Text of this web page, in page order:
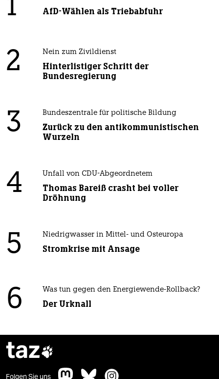
1 AfD-Wählen als Triebabfuhr
2 Nein zum Zivildienst
Hinterlistiger Schritt der
Bundesregierung
3 Bundeszentrale für politische Bildung
Zurück zu den antikommunistischen
Wurzeln
4 Unfall von CDU-Abgeordnetem
Thomas Bareiß crasht bei voller
Dröhnung
5 Niedrigwasser in Mittel- und Osteuropa
Stromkrise mit Ansage
6 Was tun gegen den Energiewende-Rollback?
Der Urknall
taz
Folgen Sie uns